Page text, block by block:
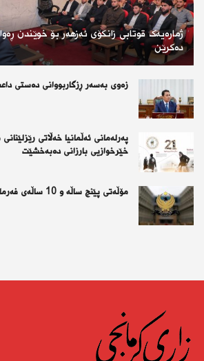
ژمارەیەک قوتابی زانکۆی ئەزهەر بۆ خوێندن
دەکرێن
زەوی بەسەر ڕزگاربووانی دەستی
پەرلەمانی ئەڵمانیا خەڵاتی
خێرخوازیی بارزانی دەبەخشێت
مۆڵەتی پێنج ساڵە و 10 ساڵەی فەرمانبەران هەڵوەشایەوە